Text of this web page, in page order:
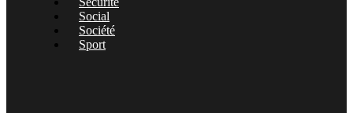
Social
Société
Sport